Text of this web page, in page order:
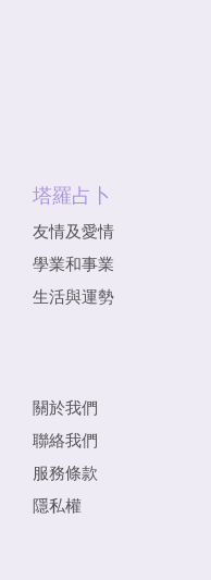
塔羅占卜
友情及愛情
學業和事業
生活與運勢
關於我們
聯絡我們
服務條款
隱私權